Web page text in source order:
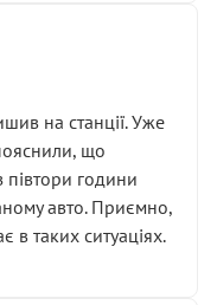
колеса”
робіт без
рідини потрібно
циліндром у
на станції. Уже
що
години
авто. Приємно,
в таких ситуаціях.